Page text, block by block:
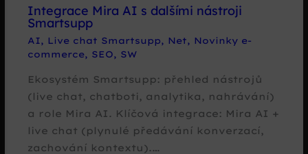
Integrace Mira AI s dalšími nástroji
Smartsupp
AI, Live chat Smartsupp, Net, Novinky e-
commerce, SEO, SW
Ekosystém Smartsupp: přehled nástrojů
(live chat, chatboti, analytika, nahrávání)
a role Mira AI. Klíčová integrace: Mira AI +
live chat (plynulé předávání konverzací,
zachování kontextu).…